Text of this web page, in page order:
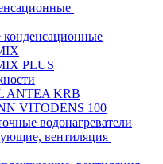
PLUS
ANTEA KRB
VITODENS 100
водонагреватели
вентиляция